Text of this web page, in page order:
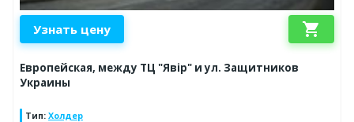
Узнать цену shopping_cart
Европейская, между ТЦ "Явір" и ул. Защитников
Украины
Тип: Холдер